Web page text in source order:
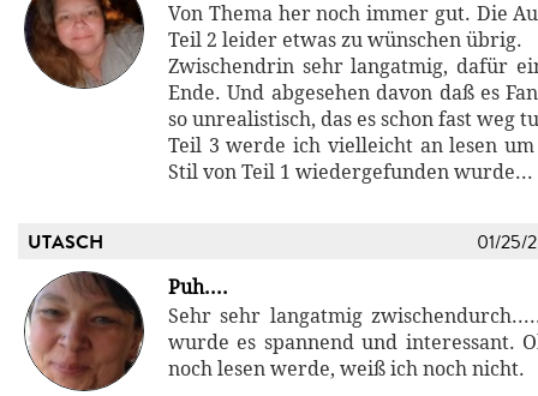
Von Thema her noch immer gut. Die
Teil 2 leider etwas zu wünschen übrig.
Zwischendrin sehr langatmig, dafür
Ende. Und abgesehen davon daß es
so unrealistisch, das es schon fast weg
Teil 3 werde ich vielleicht an lesen
Stil von Teil 1 wiedergefunden wurde...
UTASCH 01/25/
Puh....
Sehr sehr langatmig
wurde es spannend und interessant.
noch lesen werde, weiß ich noch nicht.